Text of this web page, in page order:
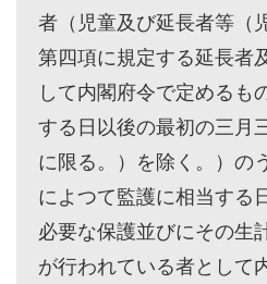
者（児童及び延長者等（
第四項に規定する延長者
して内閣府令で定めるも
する日以後の最初の三月
に限る。）を除く。）の
によつて監護に相当する
必要な保護並びにその生
が行われている者として